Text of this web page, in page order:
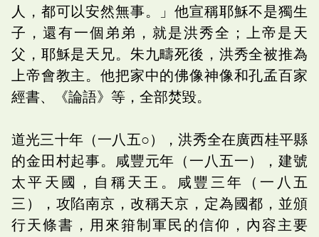
人，都可以安然無事。」他宣稱耶穌不是獨生
子，還有一個弟弟，就是洪秀全；上帝是天
父，耶穌是天兄。朱九疇死後，洪秀全被推為
上帝會教主。他把家中的佛像神像和孔孟百家
經書、《論語》等，全部焚毀。
道光三十年（一八五○），洪秀全在廣西桂平縣
的金田村起事。咸豐元年（一八五一），建號
太平天國，自稱天王。咸豐三年（一八五
三），攻陷南京，改稱天京，定為國都，並頒
行天條書，用來箝制軍民的信仰，內容主要